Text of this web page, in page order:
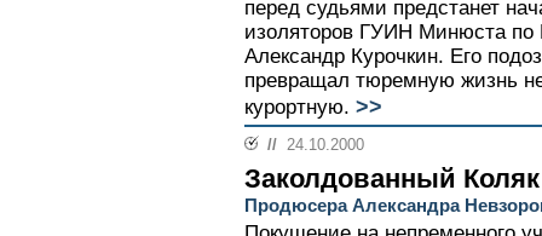
перед судьями предстанет
изоляторов ГУИН Минюста по
Александр Курочкин. Его
превращал тюремную жизнь
курортную. >>
// 24.10.2000
Заколдованный Коляк
Продюсера Александра